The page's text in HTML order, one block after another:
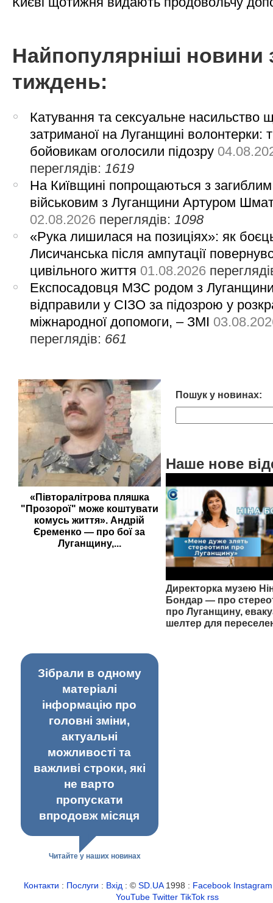
Найпопулярніші новини
тиждень:
Катування та сексуальне насильство
затриманої на Луганщині волонтерки:
бойовикам оголосили підозру
переглядів: 1619
На Київщині попрощаються з загиблим
військовим з Луганщини Артуром
02.08.2026 переглядів: 1098
«Рука лишилася на позиціях»: як
Лисичанська після ампутації
цивільного життя 01.08.2026
Експосадовця МЗС родом з
відправили у СІЗО за підозрою у
міжнародної допомоги, – ЗМІ
переглядів: 661
«Півторалітрова пляшка
"Прозорої" може коштувати
комусь життя». Андрій
Єременко — про бої за
Луганщину,...
Пошук у новинах:
Наше нове
Директорка музею
Бондар — про
про Луганщину,
шелтер для
Зібрали в одному
матеріалі
інформацію про
головні зміни,
актуальні
можливості та
важливі строки, які
не варто
пропускати
впродовж місяця
Читайте у наших новинах
Контакти : Послуги : Вхід : ©SD.UA1998 : Facebook Instagram
YouTube Twitter TikTok rss